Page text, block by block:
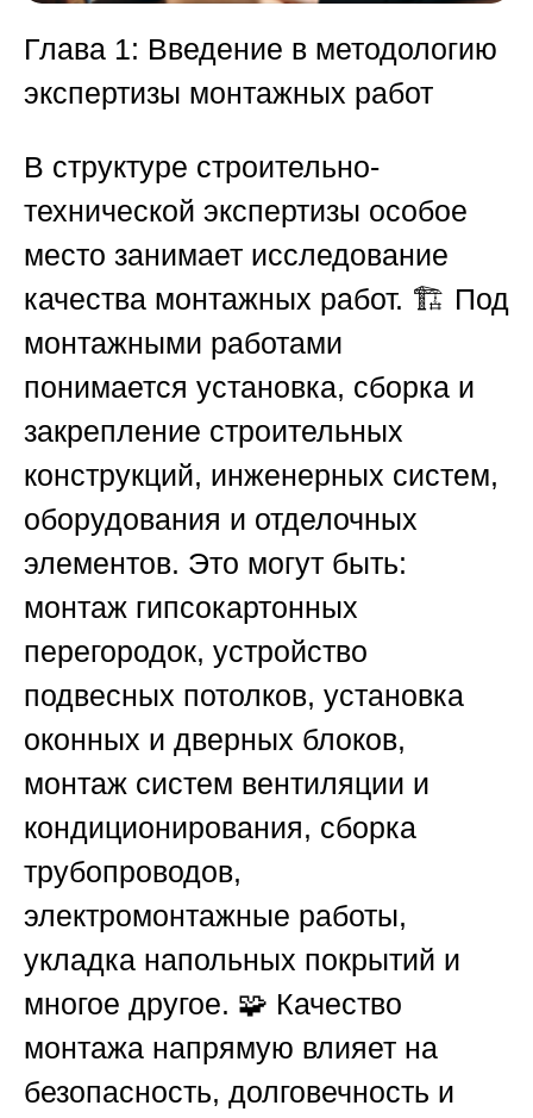
Глава 1: Введение в методологию
экспертизы монтажных работ
В структуре строительно-
технической экспертизы особое
место занимает исследование
качества монтажных работ. 🏗️ Под
монтажными работами
понимается установка, сборка и
закрепление строительных
конструкций, инженерных систем,
оборудования и отделочных
элементов. Это могут быть:
монтаж гипсокартонных
перегородок, устройство
подвесных потолков, установка
оконных и дверных блоков,
монтаж систем вентиляции и
кондиционирования, сборка
трубопроводов,
электромонтажные работы,
укладка напольных покрытий и
многое другое. 🧩 Качество
монтажа напрямую влияет на
безопасность, долговечность и